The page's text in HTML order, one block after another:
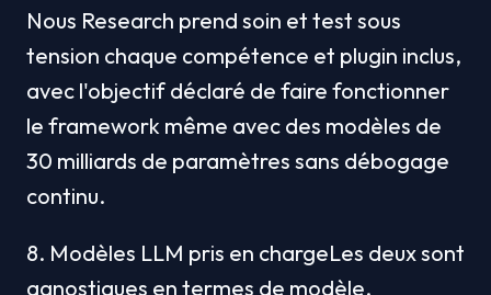
Nous Research prend soin et test sous
tension chaque compétence et plugin inclus,
avec l'objectif déclaré de faire fonctionner
le framework même avec des modèles de
30 milliards de paramètres sans débogage
continu.
8. Modèles LLM pris en chargeLes deux sont
agnostiques en termes de modèle.